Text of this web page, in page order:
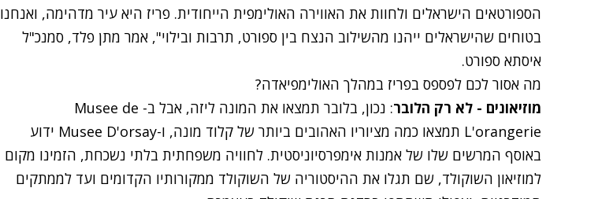
הספורטאים הישראלים ולחוות את האווירה האולימפית הייחודית. פריז היא עיר מדהימה, ואנחנו
בטוחים שהישראלים ייהנו מהשילוב הנצח בין ספורט, תרבות ובילוי", אמר מתן פלד, סמנכ"ל
איסתא ספורט.
מה אסור לכם לפספס בפריז במהלך האולימפיאדה?
מוזיאונים - לא רק הלובר: נכון, בלובר תמצאו את המונה ליזה, אבל ב- Musee de
L'orangerie תמצאו כמה מציוריו האהובים ביותר של קלוד מונה, ו-Musee D'orsay ידוע
באוסף המרשים שלו של אמנות אימפרסיוניסטית. לחוויה משפחתית בלתי נשכחת, הזמינו מקום
למוזיאון השוקולד, שם תגלו את ההיסטוריה של השוקולד ממקורותיו הקדומים ועד לממתקים